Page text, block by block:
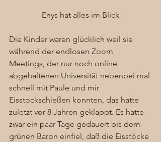
Enys hat alles im Blick
Die Kinder waren glücklich weil sie
während der endlosen Zoom
Meetings, der nur noch online
abgehaltenen Universität nebenbei mal
schnell mit Paule und mir
Eisstockschießen konnten, das hatte
zuletzt vor 8 Jahren geklappt. Es hatte
zwar ein paar Tage gedauert bis dem
grünen Baron einfiel, daß die Eisstöcke